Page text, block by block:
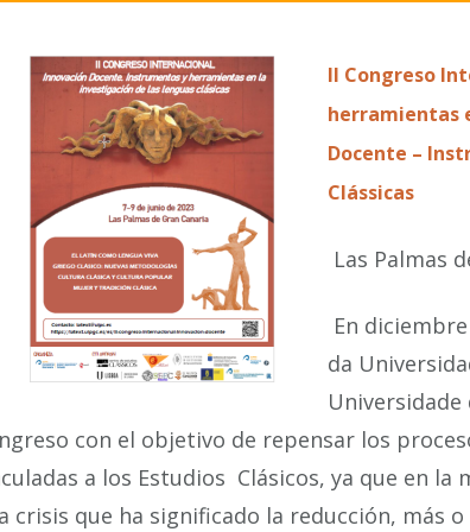
II Congreso
herramientas
Docente –
Clássicas
Las Palmas
En
da
con el objetivo de repensar los
a los Estudios Clásicos, ya que en
crisis que ha significado la reducción, más